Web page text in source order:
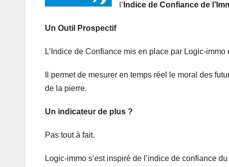
l’ Indice de Confiance de
Un Outil Prospectif
L’Indice de Confiance mis en place par Logic-
Il permet de mesurer en temps réel le moral des
de la pierre.
Un indicateur de plus ?
Pas tout à fait.
Logic-immo s’est inspiré de l’indice de confiance